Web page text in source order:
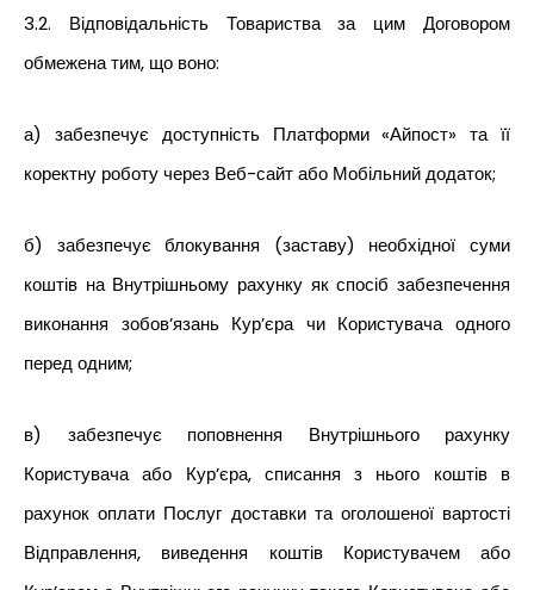
3.2. Відповідальність Товариства за цим Договором
обмежена тим, що воно:
а) забезпечує доступність Платформи «Айпост» та її
коректну роботу через Веб-сайт або Мобільний додаток;
б) забезпечує блокування (заставу) необхідної суми
коштів на Внутрішньому рахунку як спосіб забезпечення
виконання зобов’язань Кур’єра чи Користувача одного
перед одним;
в) забезпечує поповнення Внутрішнього рахунку
Користувача або Кур’єра, списання з нього коштів в
рахунок оплати Послуг доставки та оголошеної вартості
Відправлення, виведення коштів Користувачем або